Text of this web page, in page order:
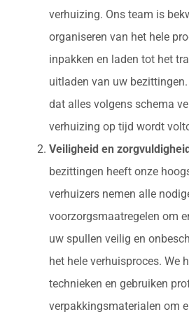
verhuizing. Ons team is
organiseren van het hele
inpakken en laden tot het
uitladen van uw
dat alles volgens schema
verhuizing op tijd wordt
Veiligheid en zorgvuldigheid
bezittingen heeft onze
verhuizers nemen alle
voorzorgsmaatregelen om
uw spullen veilig en
het hele verhuisproces. We
technieken en gebruiken
verpakkingsmaterialen om